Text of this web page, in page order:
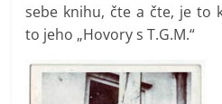
sebe knihu, čte a čte, je to
to jeho „Hovory s T.G.M.“